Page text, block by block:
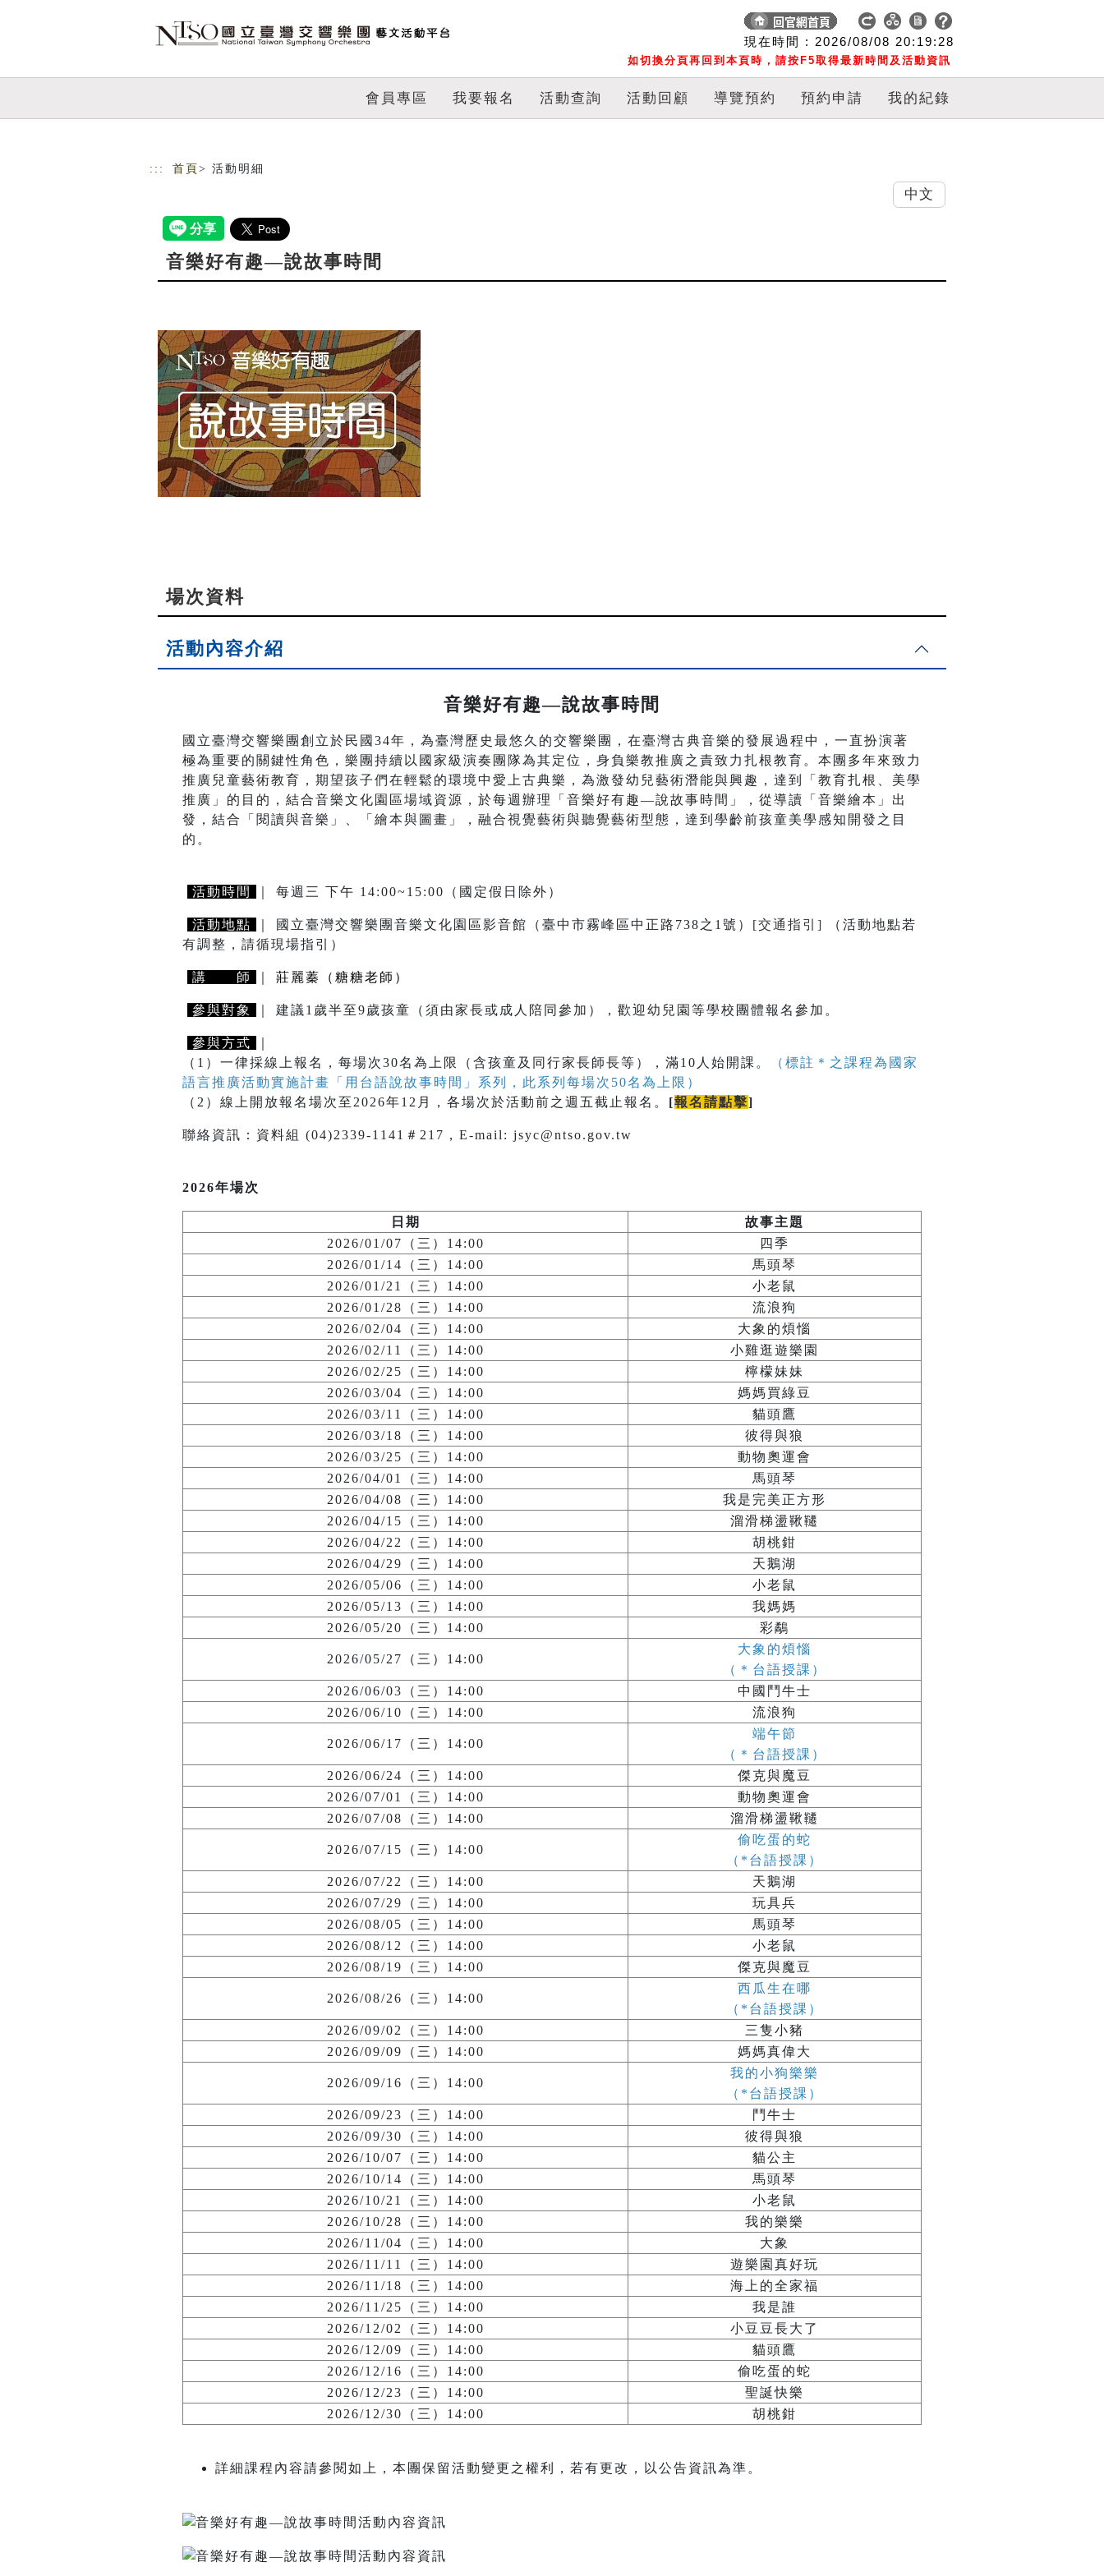
現在時間 : 2026/08/08 20:19:29
如切換分頁再回到本頁時，請按F5取得最新時間及活動資訊
會員專區 我要報名 活動查詢 活動回顧 導覽預約 預約申請 我的紀錄
::: 首頁 > 活動明細
音樂好有趣—說故事時間
場次資料
活動內容介紹
音樂好有趣—說故事時間
國立臺灣交響樂團創立於民國34年，為臺灣歷史最悠久的交響樂團，在臺灣古典音樂的發展過程中，一直扮演著
極為重要的關鍵性角色，樂團持續以國家級演奏團隊為其定位，身負樂教推廣之責致力扎根教育。本團多年來致力
推廣兒童藝術教育，期望孩子們在輕鬆的環境中愛上古典樂，為激發幼兒藝術潛能與興趣，達到「教育扎根、美學
推廣」的目的，結合音樂文化園區場域資源，於每週辦理「音樂好有趣—說故事時間」，從導讀「音樂繪本」出
發，結合「閱讀與音樂」、「繪本與圖畫」，融合視覺藝術與聽覺藝術型態，達到學齡前孩童美學感知開發之目
的。
活動時間 ｜ 每週三 下午 14:00~15:00（國定假日除外）
活動地點 ｜ 國立臺灣交響樂團音樂文化園區影音館（臺中市霧峰區中正路738之1號） [交通指引]
（活動地點若
有調整，請循現場指引）
講 師 莊麗蓁（糖糖老師）
參與對象 ｜ 建議1歲半至9歲孩童（須由家長或成人陪同參加），歡迎幼兒園等學校團體報名參加。
參與方式
（1）一律採線上報名，每場次30名為上限（含孩童及同行家長師長等），滿10人始開課。
（標註＊之課程為國家
語言推廣活動實施計畫「用台語說故事時間」系列，此系列每場次50名為上限）
（2）線上開放報名場次至2026年12月，各場次於活動前之週五截止報名。 [報名請點擊]
聯絡資訊：資料組 (04)2339-1141＃217，E-mail: jsyc@ntso.gov.tw
2026年場次
日期
故事主題
2026/01/07（三）14:00
四季
2026/01/14（三）14:00
馬頭琴
2026/01/21（三）14:00
小老鼠
2026/01/28（三）14:00
流浪狗
2026/02/04（三）14:00
大象的煩惱
2026/02/11（三）14:00
小雞逛遊樂園
2026/02/25（三）14:00
檸檬妹妹
2026/03/04（三）14:00
媽媽買綠豆
2026/03/11（三）14:00
貓頭鷹
2026/03/18（三）14:00
彼得與狼
2026/03/25（三）14:00
動物奧運會
2026/04/01（三）14:00
馬頭琴
2026/04/08（三）14:00
我是完美正方形
2026/04/15（三）14:00
溜滑梯盪鞦韆
2026/04/22（三）14:00
胡桃鉗
2026/04/29（三）14:00
天鵝湖
2026/05/06（三）14:00
小老鼠
2026/05/13（三）14:00
我媽媽
2026/05/20（三）14:00
彩鷸
2026/05/27（三）14:00
大象的煩惱
（＊台語授課）
2026/06/03（三）14:00
中國鬥牛士
2026/06/10（三）14:00
流浪狗
2026/06/17（三）14:00
端午節
（＊台語授課）
2026/06/24（三）14:00
傑克與魔豆
2026/07/01（三）14:00
動物奧運會
2026/07/08（三）14:00
溜滑梯盪鞦韆
2026/07/15（三）14:00
偷吃蛋的蛇
（*台語授課）
2026/07/22（三）14:00
天鵝湖
2026/07/29（三）14:00
玩具兵
2026/08/05（三）14:00
馬頭琴
2026/08/12（三）14:00
小老鼠
2026/08/19（三）14:00
傑克與魔豆
2026/08/26（三）14:00
西瓜生在哪
（*台語授課）
2026/09/02（三）14:00
三隻小豬
2026/09/09（三）14:00
媽媽真偉大
2026/09/16（三）14:00
我的小狗樂樂
（*台語授課）
2026/09/23（三）14:00
鬥牛士
2026/09/30（三）14:00
彼得與狼
2026/10/07（三）14:00
貓公主
2026/10/14（三）14:00
馬頭琴
2026/10/21（三）14:00
小老鼠
2026/10/28（三）14:00
我的樂樂
2026/11/04（三）14:00
大象
2026/11/11（三）14:00
遊樂園真好玩
2026/11/18（三）14:00
海上的全家福
2026/11/25（三）14:00
我是誰
2026/12/02（三）14:00
小豆豆長大了
2026/12/09（三）14:00
貓頭鷹
2026/12/16（三）14:00
偷吃蛋的蛇
2026/12/23（三）14:00
聖誕快樂
2026/12/30（三）14:00
胡桃鉗
詳細課程內容請參閱如上，本團保留活動變更之權利，若有更改，以公告資訊為準。